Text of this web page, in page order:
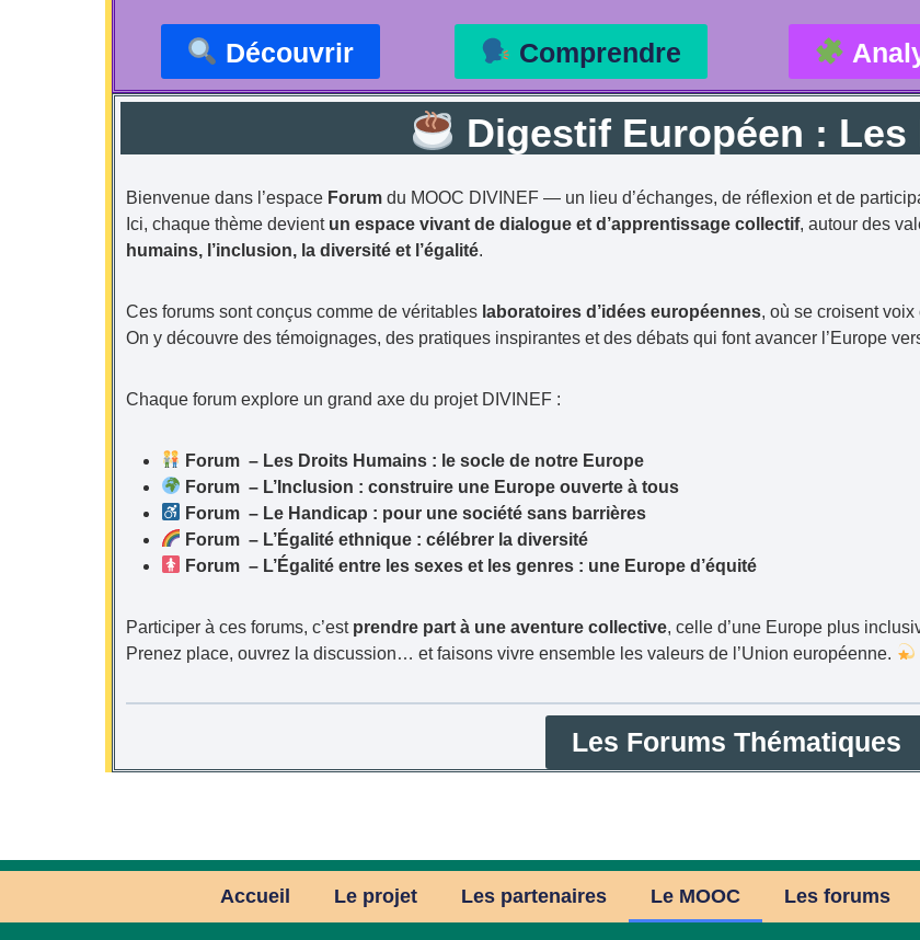
Découvrir Comprendre
Digestif Européen : Les
Bienvenue dans l’espace Forum du MOOC DIVINEF — un lieu d’échanges, de réflexion et de
Ici, chaque thème devient un espace vivant de dialogue et d’apprentissage collectif, autour des
humains, l’inclusion, la diversité et l’égalité.
Ces forums sont conçus comme de véritables laboratoires d’idées européennes, où se croisent
On y découvre des témoignages, des pratiques inspirantes et des débats qui font avancer l’Europe
Chaque forum explore un grand axe du projet DIVINEF :
Forum – Les Droits Humains : le socle de notre Europe
Forum – L’Inclusion : construire une Europe ouverte à tous
Forum – Le Handicap : pour une société sans barrières
Forum – L’Égalité ethnique : célébrer la diversité
Forum – L’Égalité entre les sexes et les genres : une Europe d’équité
Participer à ces forums, c’est prendre part à une aventure collective, celle d’une Europe plus
Prenez place, ouvrez la discussion… et faisons vivre ensemble les valeurs de l’Union européenne.
Les Forums Thématiques
Accueil Le projet Les partenaires Le MOOC Les forums